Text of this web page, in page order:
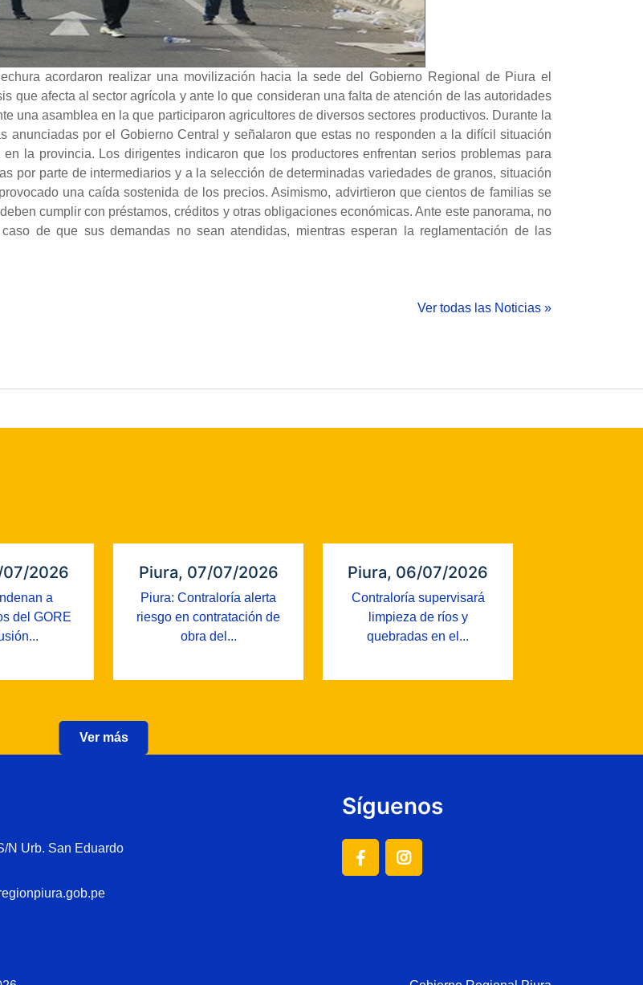
acordaron realizar una movilización hacia la sede del Gobierno Regional de Piura el
que afecta al sector agrícola y ante lo que consideran una falta de atención de las autoridades
una asamblea en la que participaron agricultores de diversos sectores productivos. Durante la
anunciadas por el Gobierno Central y señalaron que estas no responden a la difícil situación
la provincia. Los dirigentes indicaron que los productores enfrentan serios problemas para
por parte de intermediarios y a la selección de determinadas variedades de granos, situación
una caída sostenida de los precios. Asimismo, advirtieron que cientos de familias se
cumplir con préstamos, créditos y otras obligaciones económicas. Ante este panorama, no
de que sus demandas no sean atendidas, mientras esperan la reglamentación de las
Ver todas las Noticias »
07/2026
a
del GORE
Piura, 07/07/2026
Piura: Contraloría alerta
riesgo en contratación de
obra del...
Piura, 06/07/2026
Contraloría supervisará
limpieza de ríos y
quebradas en el...
Ver más
N Urb. San Eduardo
Síguenos